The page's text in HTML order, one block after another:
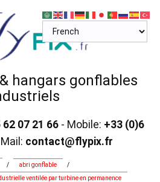
hangars gonflables
62 07 21 66 - Mobile: +33 (0)6
contact@flypix.fr
/ abri gonflable
/
ventilée par turbine en permanence